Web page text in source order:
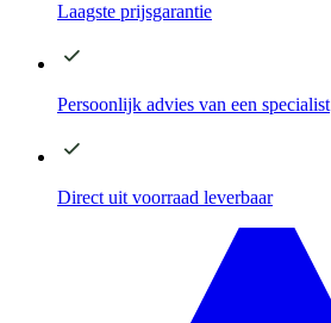
Laagste prijsgarantie
Persoonlijk advies van een specialist
Direct uit voorraad leverbaar